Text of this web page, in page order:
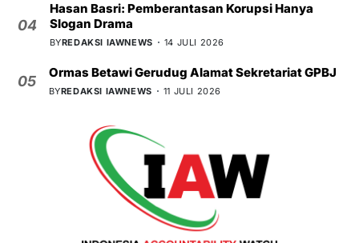
04
Hasan Basri: Pemberantasan Korupsi Hanya
Slogan Drama
BYREDAKSI IAWNEWS 14 JULI 2026
05
Ormas Betawi Gerudug Alamat Sekretariat GPBJ
BYREDAKSI IAWNEWS 11 JULI 2026